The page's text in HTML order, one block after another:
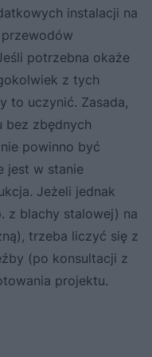
instalacji na
potrzebna okaże
z tych
to uczynić. Zasada,
bez zbędnych
powinno być
jest w stanie
Jeżeli jednak
z blachy stalowej) na
trzeba liczyć się z
(po konsultacji z
projektu.